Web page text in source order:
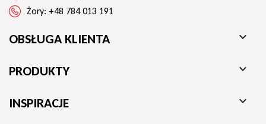
Żory: +48 784 013 191
OBSŁUGA KLIENTA 
PRODUKTY 
INSPIRACJE 